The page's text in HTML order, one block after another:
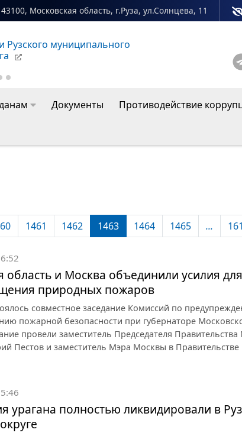
Московская область, г.Руза, ул.Солнцева, 11
муниципального округа
Документы
Противодействие
1461 1462 1463 1464 1465 ...
область и Москва объединили усилия для
природных пожаров
совместное заседание Комиссий по
пожарной безопасности при губернаторе
провели заместитель Председателя
Пестов и заместитель Мэра Москвы в
урагана полностью ликвидировали в